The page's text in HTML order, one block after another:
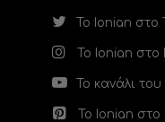
Το Ionian στο
Το Ionian
Το κανάλι
Το Ionian